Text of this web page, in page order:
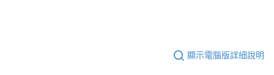
顯示電腦版詳細說明